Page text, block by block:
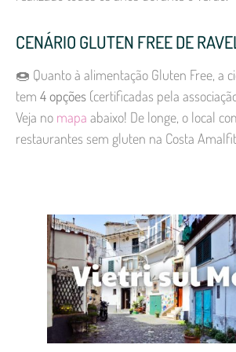
CENÁRIO GLUTEN FREE DE
🍩 Quanto à alimentação Gluten Free, a
tem 4 opções (certificadas pela
Veja no mapa abaixo! De longe, o local
restaurantes sem gluten na Costa